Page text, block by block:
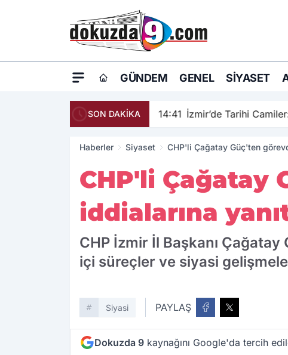
GÜNDEM GENEL SIYASET
SON DAKİKA 14:41 İzmir’de Tarihi
Haberler Siyaset CHP'li Çağatay Güç'ten
CHP'li Çağatay
iddialarına
CHP İzmir İl Başkanı
içi süreçler ve siyasi
Siyasi PAYLAŞ
Dokuzda 9 kaynağını Google'da tercih